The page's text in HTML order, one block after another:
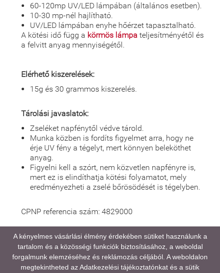
60-120mp UV/LED lámpában (általános esetben).
10-30 mp-nél hajlítható.
UV/LED lámpában enyhe hőérzet tapasztalható.
A kötési idő függ a körmös lámpa teljesítményétől és
a felvitt anyag mennyiségétől.
Elérhető kiszerelések:
15g és 30 grammos kiszerelés.
Tárolási javaslatok:
Zseléket napfénytől védve tárold.
Munka közben is fordíts figyelmet arra, hogy ne
érje UV fény a tégelyt, mert könnyen beleköthet
anyag.
Figyelni kell a szórt, nem közvetlen napfényre is,
mert ez is elindíthatja kötési folyamatot, mely
eredményezheti a zselé bőrösödését is tégelyben.
CPNP referencia szám: 4829000
A médiatartalmainkban megjelenő színek eltérhetnek
a valóságtól, kijelző és monitor beállításaitól,
A kényelmes vásárlási élmény érdekében sütiket használunk a
tartalom és a közösségi funkciók biztosításához, a weboldal
forgalmunk elemzéséhez és reklámozás céljából. A weboldalon
megtekintheted azAdatkezelési tájékoztatónkat és a sütik